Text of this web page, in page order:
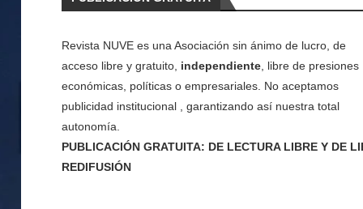
Revista NUVE es una Asociación sin ánimo de lucro, de
acceso libre y gratuito, independiente, libre de presiones
económicas, políticas o empresariales. No aceptamos
publicidad institucional , garantizando así nuestra total
autonomía.
PUBLICACIÓN GRATUITA: DE LECTURA LIBRE Y DE
REDIFUSIÓN